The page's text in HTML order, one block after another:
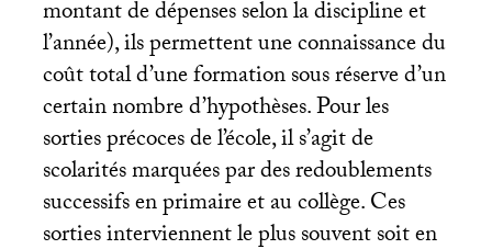
montant de dépenses selon la discipline et
l’année), ils permettent une connaissance du
coût total d’une formation sous réserve d’un
certain nombre d’hypothèses. Pour les
sorties précoces de l’école, il s’agit de
scolarités marquées par des redoublements
successifs en primaire et au collège. Ces
sorties interviennent le plus souvent soit en